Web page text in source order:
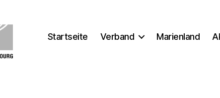
Startseite Verband Marienland